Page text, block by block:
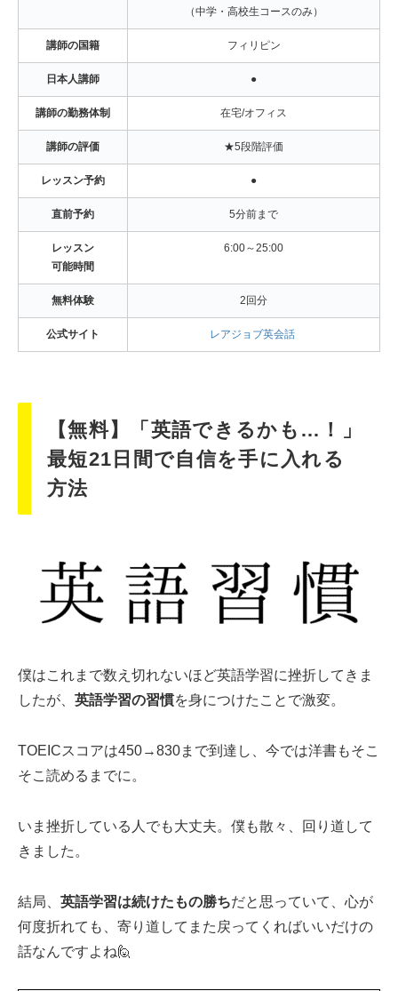
（中学・高校生コースのみ）
講師の国籍 フィリピン
日本人講師 ●
講師の勤務体制 在宅/オフィス
講師の評価 ★5段階評価
レッスン予約 ●
直前予約 5分前まで
レッスン
可能時間
6:00～25:00
無料体験 2回分
公式サイト レアジョブ英会話
【無料】「英語できるかも…！」
最短21日間で自信を手に入れる
方法
僕はこれまで数え切れないほど英語学習に挫折してきま
したが、 英語学習の習慣を身につけたことで激変。
TOEICスコアは450→830まで到達し、今では洋書もそこ
そこ読めるまでに。
いま挫折している人でも大丈夫。僕も散々、回り道して
きました。
結局、 英語学習は続けたもの勝ちだと思っていて、心が
何度折れても、寄り道してまた戻ってくればいいだけの
話なんですよね🙋‍